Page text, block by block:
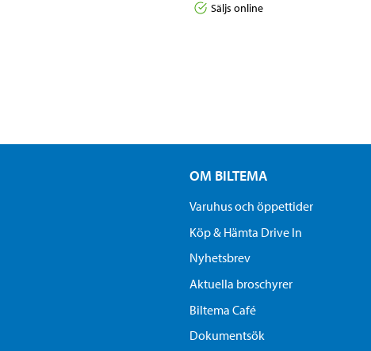
Säljs online
OM BILTEMA
Varuhus och öppettider
Köp & Hämta Drive In
Nyhetsbrev
Aktuella broschyrer
Biltema Café
Dokumentsök